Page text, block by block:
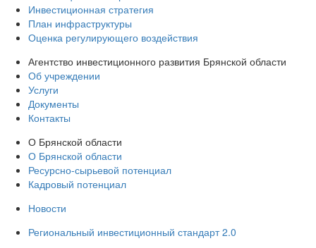
Инвестиционная стратегия
План инфраструктуры
Оценка регулирующего воздействия
Агентство инвестиционного развития Брянской области
Об учреждении
Услуги
Документы
Контакты
О Брянской области
О Брянской области
Ресурсно-сырьевой потенциал
Кадровый потенциал
Новости
Региональный инвестиционный стандарт 2.0